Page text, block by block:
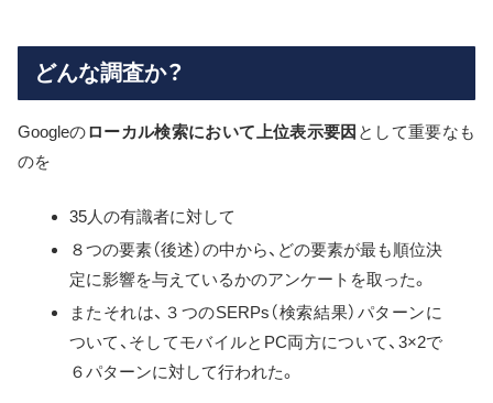
どんな調査か？
Googleのローカル検索において上位表示要因 として重要なも
のを
35人の有識者に対して
８つの要素（後述）の中から、どの要素が最も順位決
定に影響を与えているかのアンケートを取った。
またそれは、３つのSERPs（検索結果）パターンに
ついて、そしてモバイルとPC両方について、3×2で
６パターンに対して行われた。